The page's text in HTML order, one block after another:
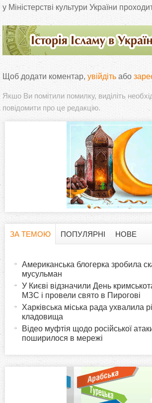
у Міністерстві культури України
Щоб додати коментар, увійдіть або
Якшо Ви помітили помилку, виділіть
повідомити про це редакцію.
o
ЗА ТЕМОЮ
к
ПОПУЛЯРНІ НОВЕ
Американська блогерка зробила
мусульман
У Києві відзначили День
МЗС і провели свято в Пирогові
Харківська міська рада ухвалила
кладовища
Відео муфтія щодо російської
поширилося в мережі